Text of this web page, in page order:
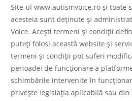
Site-ul www.autismvoice.ro și toate
acesteia sunt deținute și
Voice. Aceşti termeni şi condiţii
puteţi folosi această website şi
termeni şi condiţii pot suferi
perioadei de funcţionare a
schimbările intervenite în
priveşte legislaţia aplicabilă sau din